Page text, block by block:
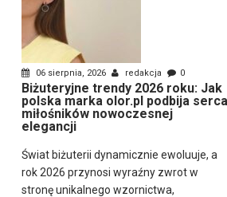
06 sierpnia, 2026 redakcja 0
Biżuteryjne trendy 2026 roku: Jak
polska marka olor.pl podbija serca
miłośników nowoczesnej
elegancji
Świat biżuterii dynamicznie ewoluuje, a
rok 2026 przynosi wyraźny zwrot w
stronę unikalnego wzornictwa,